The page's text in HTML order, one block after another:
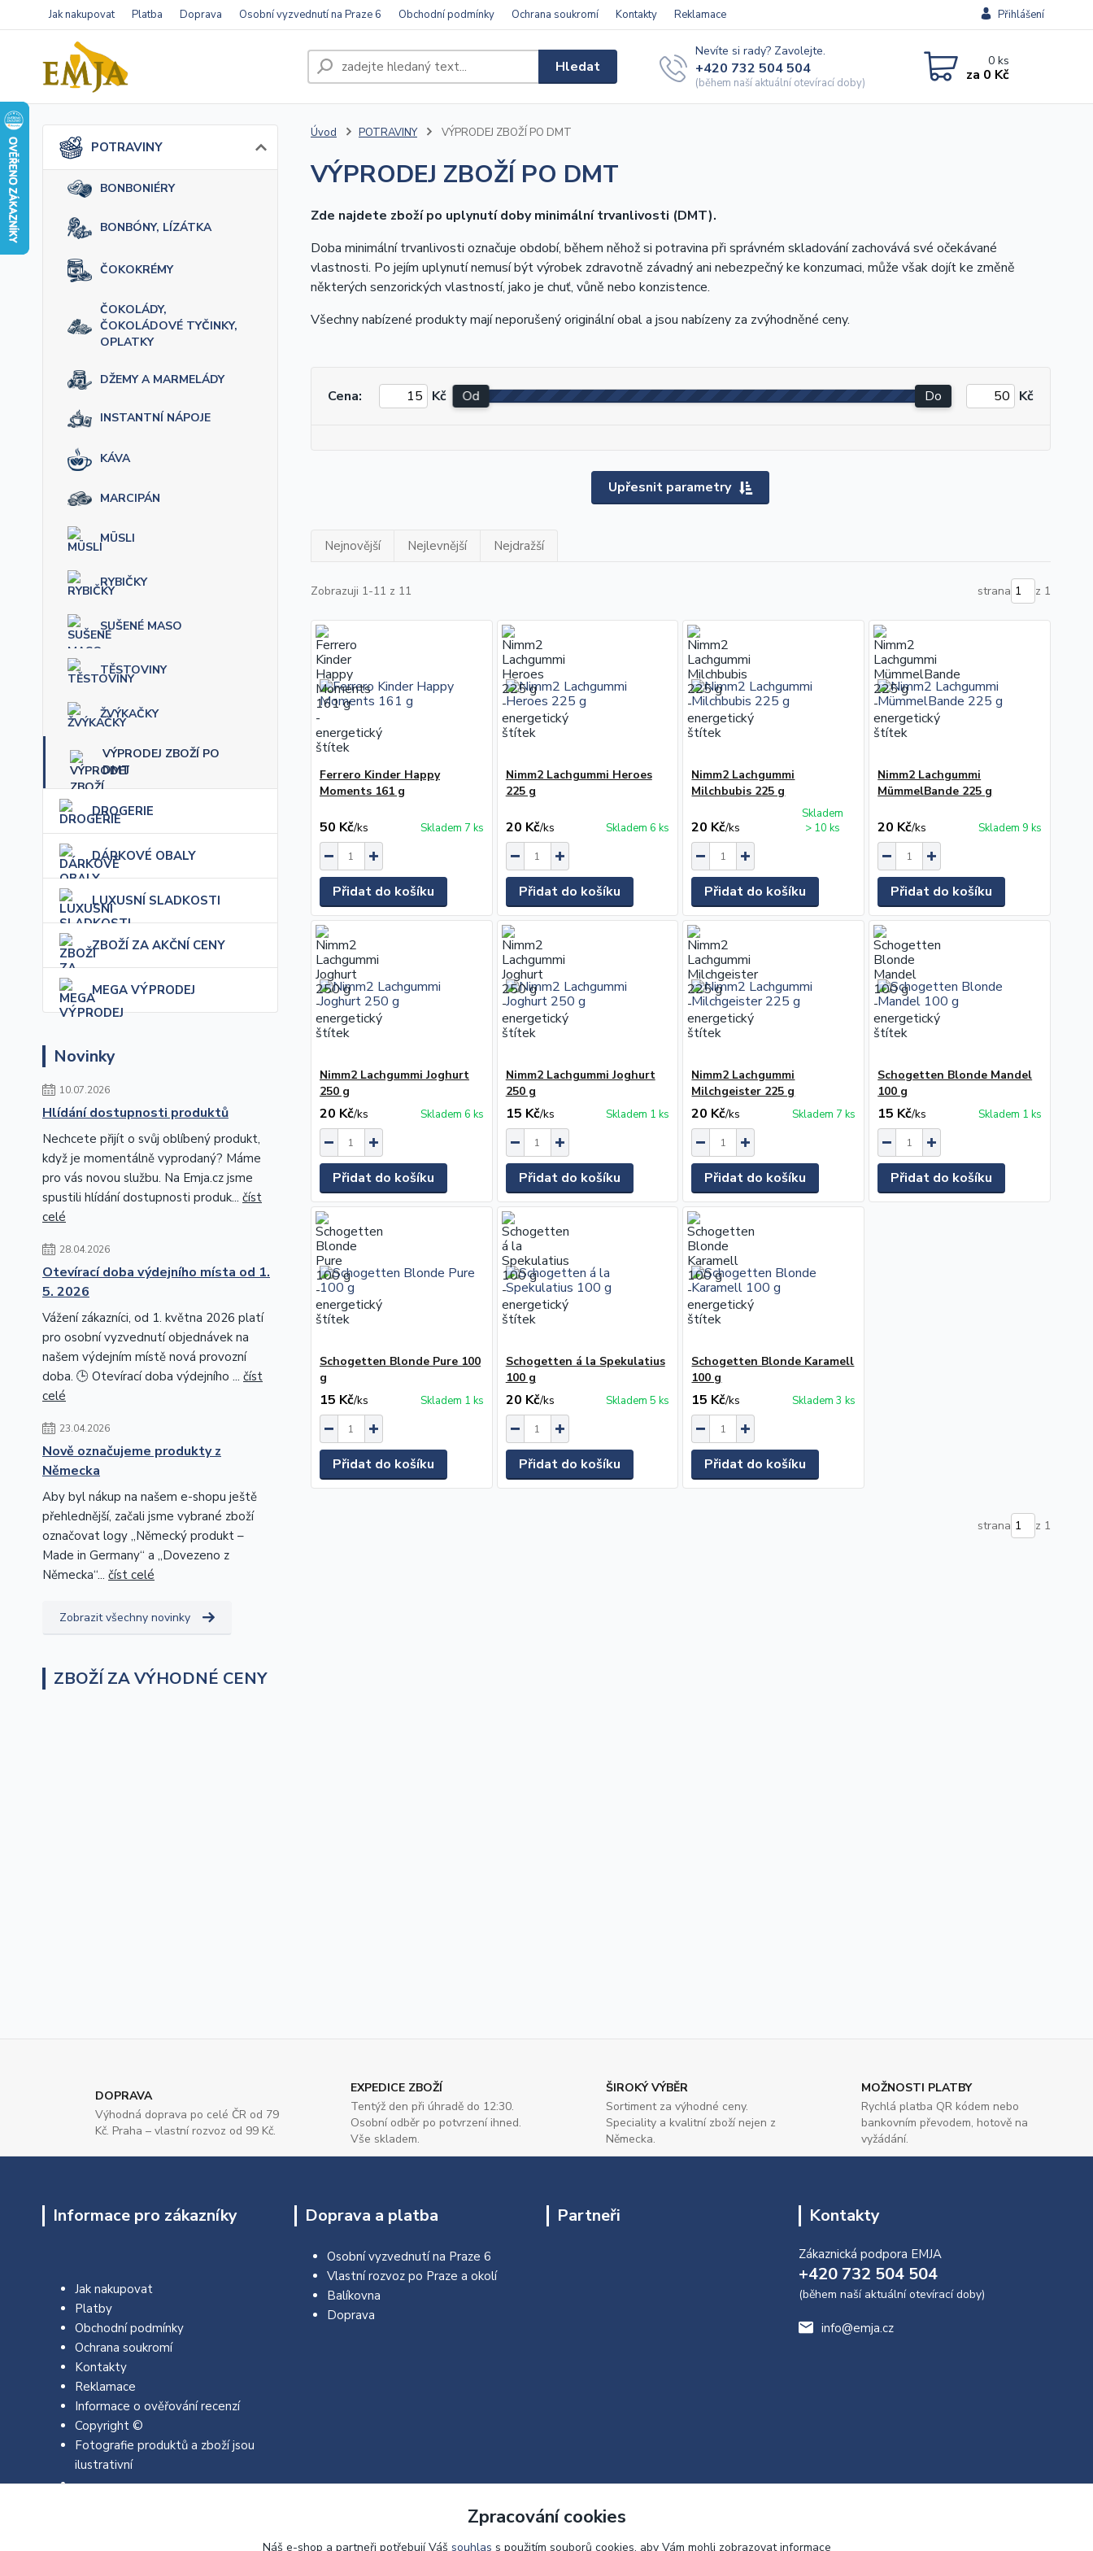
Jak nakupovat Platba Doprava Osobní vyzvednutí na Praze 6 Obchodní podmínky Ochrana soukromí Kontakty Reklamace Přihlášení
Hledat
Nevíte si rady? Zavolejte.
+420 732 504 504
(během naší aktuální otevírací doby)
0ks
za 0 Kč
POTRAVINY
BONBONIÉRY
BONBÓNY, LÍZÁTKA
ČOKOKRÉMY
ČOKOLÁDY,
ČOKOLÁDOVÉ TYČINKY,
OPLATKY
DŽEMY A MARMELÁDY
INSTANTNÍ NÁPOJE
KÁVA
MARCIPÁN
MÜSLI
RYBIČKY
SUŠENÉ MASO
TĚSTOVINY
ŽVÝKAČKY
VÝPRODEJ ZBOŽÍ PO
DMT
DROGERIE
DÁRKOVÉ OBALY
LUXUSNÍ SLADKOSTI
ZBOŽÍ ZA AKČNÍ CENY
MEGA VÝPRODEJ
Novinky
10.07.2026
Hlídání dostupnosti produktů
Nechcete přijít o svůj oblíbený produkt,
když je momentálně vyprodaný? Máme
pro vás novou službu. Na Emja.cz jsme
spustili hlídání dostupnosti produk... číst
celé
28.04.2026
Otevírací doba výdejního místa od 1.
5. 2026
Vážení zákazníci, od 1. května 2026 platí
pro osobní vyzvednutí objednávek na
našem výdejním místě nová provozní
doba. 🕒 Otevírací doba výdejního ... číst
celé
23.04.2026
Nově označujeme produkty z
Německa
Aby byl nákup na našem e-shopu ještě
přehlednější, začali jsme vybrané zboží
označovat logy „Německý produkt –
Made in Germany“ a „Dovezeno z
Německa“... číst celé
Zobrazit všechny novinky
ZBOŽÍ ZA VÝHODNÉ CENY
Úvod POTRAVINY VÝPRODEJ ZBOŽÍ PO DMT
VÝPRODEJ ZBOŽÍ PO DMT
Zde najdete zboží po uplynutí doby minimální trvanlivosti (DMT).
Doba minimální trvanlivosti označuje období, během něhož si potravina při správném skladování zachovává své očekávané
vlastnosti. Po jejím uplynutí nemusí být výrobek zdravotně závadný ani nebezpečný ke konzumaci, může však dojít ke změně
některých senzorických vlastností, jako je chuť, vůně nebo konzistence.
Všechny nabízené produkty mají neporušený originální obal a jsou nabízeny za zvýhodněné ceny.
Upřesnit parametry
Cena: Kč Od Do Kč
Nejnovější Nejlevnější Nejdražší
Zobrazuji 1-11 z 11 strana z 1
Ferrero Kinder Happy
Moments 161 g
50 Kč/ks Skladem 7 ks
Přidat do košíku
Nimm2 Lachgummi Heroes
225 g
20 Kč/ks Skladem 6 ks
Přidat do košíku
Nimm2 Lachgummi
Milchbubis 225 g
20 Kč/ks
Skladem
> 10 ks
Přidat do košíku
Nimm2 Lachgummi
MümmelBande 225 g
20 Kč/ks Skladem 9 ks
Přidat do košíku
Nimm2 Lachgummi Joghurt
250 g
20 Kč/ks Skladem 6 ks
Přidat do košíku
Nimm2 Lachgummi Joghurt
250 g
15 Kč/ks Skladem 1 ks
Přidat do košíku
Nimm2 Lachgummi
Milchgeister 225 g
20 Kč/ks Skladem 7 ks
Přidat do košíku
Schogetten Blonde Mandel
100 g
15 Kč/ks Skladem 1 ks
Přidat do košíku
Schogetten Blonde Pure 100
g
15 Kč/ks Skladem 1 ks
Přidat do košíku
Schogetten á la Spekulatius
100 g
20 Kč/ks Skladem 5 ks
Přidat do košíku
Schogetten Blonde Karamell
100 g
15 Kč/ks Skladem 3 ks
Přidat do košíku
strana z 1
DOPRAVA
Výhodná doprava po celé ČR od 79
Kč. Praha – vlastní rozvoz od 99 Kč.
EXPEDICE ZBOŽÍ
Tentýž den při úhradě do 12:30.
Osobní odběr po potvrzení ihned.
Vše skladem.
ŠIROKÝ VÝBĚR
Sortiment za výhodné ceny.
Speciality a kvalitní zboží nejen z
Německa.
MOŽNOSTI PLATBY
Rychlá platba QR kódem nebo
bankovním převodem, hotově na
vyžádání.
Informace pro zákazníky
Jak nakupovat
Platby
Obchodní podmínky
Ochrana soukromí
Kontakty
Reklamace
Informace o ověřování recenzí
Copyright ©
Fotografie produktů a zboží jsou
ilustrativní
Doprava a platba
Osobní vyzvednutí na Praze 6
Vlastní rozvoz po Praze a okolí
Balíkovna
Doprava
Partneři Kontakty
Zákaznická podpora EMJA
+420 732 504 504
(během naší aktuální otevírací doby)
info@emja.cz
Zpracování cookies
Náš e-shop a partneři potřebují Váš souhlas s použitím souborů cookies, aby Vám mohli zobrazovat informace